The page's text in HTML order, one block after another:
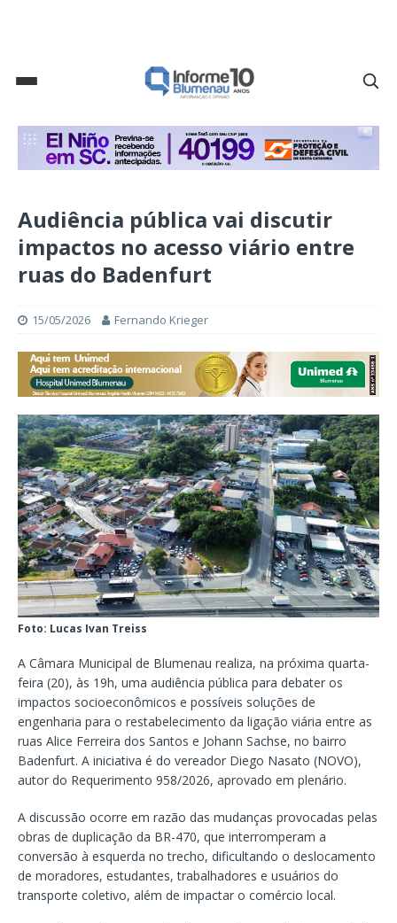
Audiência pública vai discutir
impactos no acesso viário entre
ruas do Badenfurt
15/05/2026 Fernando Krieger
Foto: Lucas Ivan Treiss
A Câmara Municipal de Blumenau realiza, na próxima quarta-
feira (20), às 19h, uma audiência pública para debater os
impactos socioeconômicos e possíveis soluções de
engenharia para o restabelecimento da ligação viária entre as
ruas Alice Ferreira dos Santos e Johann Sachse, no bairro
Badenfurt. A iniciativa é do vereador Diego Nasato (NOVO),
autor do Requerimento 958/2026, aprovado em plenário.
A discussão ocorre em razão das mudanças provocadas pelas
obras de duplicação da BR-470, que interromperam a
conversão à esquerda no trecho, dificultando o deslocamento
de moradores, estudantes, trabalhadores e usuários do
transporte coletivo, além de impactar o comércio local.